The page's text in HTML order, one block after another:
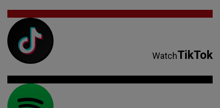
WatchTikTok